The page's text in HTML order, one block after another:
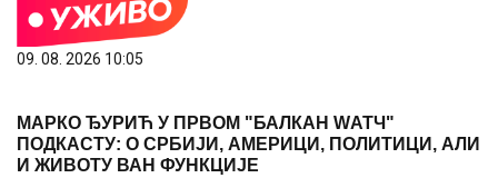
09. 08. 2026 10:05
МАРКО ЂУРИЋ У ПРВОМ "БАЛКАН WАТЧ"
ПОДКАСТУ: О СРБИЈИ, АМЕРИЦИ, ПОЛИТИЦИ, АЛИ
И ЖИВОТУ ВАН ФУНКЦИЈЕ